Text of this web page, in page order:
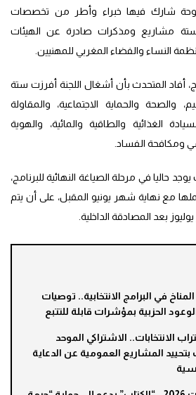
شارك فيها خبراء وأطر من تخصصات
مشاريع ومذكرات صادرة عن الهيئات
النساء والفضاء المغربي للمهنيين.
المتحدث بأن أشغال اللجنة أفرزت ستة
والصحة والحماية الاجتماعية، والمقاولة
الغذائية والطاقية والمائية، والهوية
ومكافحة الفساد.
حاليا في مرحلة الصياغة النهائية للبرنامج،
مع نهاية شهر يونيو المقبل، على أن يتم
بعد المصادقة الداخلية.
في البرامج الانتخابية.. توصيات
الحزبية بمؤشرات قابلة للتتبع
الانتخابات.. الاشتراكي الموحد
بتحييد المشاريع العمومية عن الدعاية